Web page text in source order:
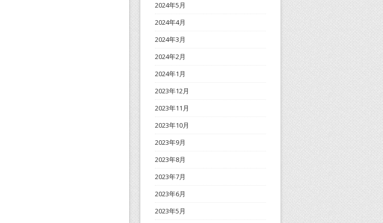
2024年5月
2024年4月
2024年3月
2024年2月
2024年1月
2023年12月
2023年11月
2023年10月
2023年9月
2023年8月
2023年7月
2023年6月
2023年5月